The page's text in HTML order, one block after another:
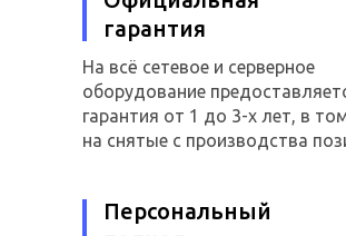
гарантия
На всё сетевое и серверное
оборудование
гарантия от 1 до 3-х лет, в
на снятые с производства
Персональный